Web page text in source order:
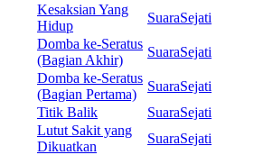
Kesaksian Yang
Hidup
SuaraSejati
Domba ke-Seratus
(Bagian Akhir)
SuaraSejati
Domba ke-Seratus
(Bagian Pertama)
SuaraSejati
Titik Balik
SuaraSejati
Lutut Sakit yang
Dikuatkan
SuaraSejati